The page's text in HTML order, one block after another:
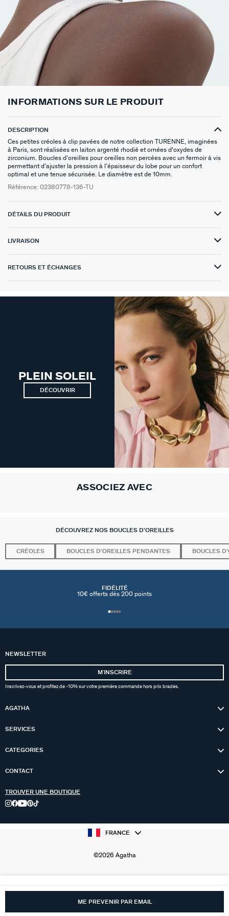
BOUCLES D'OREILLES PUCES
BOUCLES D'OREILLES À L'UNITÉ
BOUCLES D'OREILLES CLIPS
BOUCLES D'OREILLES DORÉES
EARCUFFS
CRÉOLES À COMPOSER
CHAINES
SAUTOIRS
PENDENTIFS
COLLIERS À COMPOSER
BRACELETS SOUPLES
MANCHETTES
BRACELETS À COMPOSER
BRACELETS DORÉS
BRACELETS ARGENTÉS
BAGUES DORÉES
BAGUES ARGENTÉES
CHEVALIÈRES
PIERRES NATURELLES
ZODIAQUE
PAMPILLES CRÉOLES
COLLIERS COMPATIBLES
NOS LOOKS
PIERCINGS EAR CUFF
PIERCING HÉLIX & TRAGUS
PIERCINGS DORÉS
CADEAUX À MOINS DE 30€
CADEAUX À MOINS DE 50€
CADEAUX À MOINS DE 100€
CADEAUX EN ARGENT VÉRITABLE
CADEAUX EN ACIER INOXYDABLE
CADEAUX PLAQUÉS À L'OR
BROCHES
FOULARDS
CEINTURES
BELOVED
ARGENT SIGNATURE
MADELEINE
ODÉON
CANDY
VESTIAIRES
SAINT HONORÉ
GÉNÉRATION AGATHA
NOTRE GUIDE PERÇAGE
MY AGATHA CLUB
NOUS REJOINDRE
INFORMATIONS SUR LE PRODUIT
DESCRIPTION
Ces petites créoles à clip pavées de notre collection TURENNE, imaginées
à Paris, sont réalisées en laiton argenté rhodié et ornées d'oxydes de
zirconium. Boucles d’oreilles pour oreilles non percées avec un fermoir à vis
permettant d’ajuster la pression à l’épaisseur du lobe pour un confort
optimal et une tenue sécurisée. Le diamètre est de 10mm.
Référence: 02380778-136-TU
DÉTAILS DU PRODUIT
LIVRAISON
RETOURS ET ÉCHANGES
PLEIN SOLEIL
DÉCOUVRIR
ASSOCIEZ AVEC
DÉCOUVREZ NOS BOUCLES D'OREILLES
CRÉOLES BOUCLES D'OREILLES PENDANTES BOUCLES
ME PREVENIR PAR EMAIL
FIDÉLITÉ
10€ offerts dés 200 points
NEWSLETTER
MʼINSCRIRE
Inscrivez-vous et profitez de -10% sur votre première commande hors prix bradés.
AGATHA
SERVICES
CATEGORIES
CONTACT
TROUVER UNE BOUTIQUE
FRANCE
©2026 Agatha